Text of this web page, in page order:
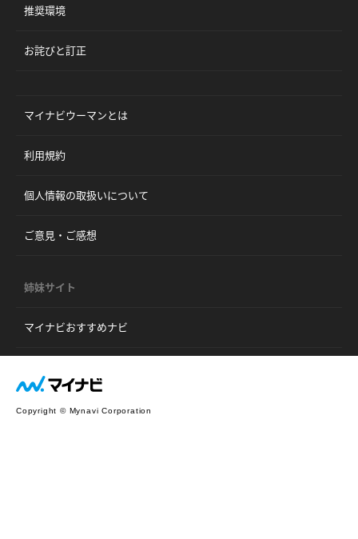
推奨環境
お詫びと訂正
マイナビウーマンとは
利用規約
個人情報の取扱いについて
ご意見・ご感想
姉妹サイト
マイナビおすすめナビ
Copyright © Mynavi Corporation